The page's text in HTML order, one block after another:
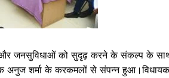
और जनसुविधाओं को सुदृढ़ करने के संकल्प के साथ
अनुज शर्मा के करकमलों से संपन्न